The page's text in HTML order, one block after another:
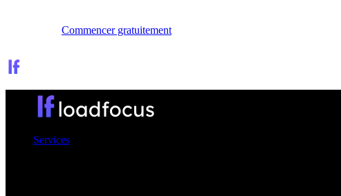
Commencer gratuitement
Services